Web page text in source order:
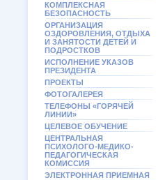
КОМПЛЕКСНАЯ
БЕЗОПАСНОСТЬ
ОРГАНИЗАЦИЯ
ОЗДОРОВЛЕНИЯ, ОТДЫХА
И ЗАНЯТОСТИ ДЕТЕЙ И
ПОДРОСТКОВ
ИСПОЛНЕНИЕ УКАЗОВ
ПРЕЗИДЕНТА
ПРОЕКТЫ
ФОТОГАЛЕРЕЯ
ТЕЛЕФОНЫ «ГОРЯЧЕЙ
ЛИНИИ»
ЦЕЛЕВОЕ ОБУЧЕНИЕ
ЦЕНТРАЛЬНАЯ
ПСИХОЛОГО-МЕДИКО-
ПЕДАГОГИЧЕСКАЯ
КОМИССИЯ
ЭЛЕКТРОННАЯ ПРИЕМНАЯ